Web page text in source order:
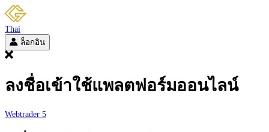
Thai
ล็อกอิน
ลงชื่อเข้าใช้แพลตฟอร์มออนไลน์
Webtrader 5